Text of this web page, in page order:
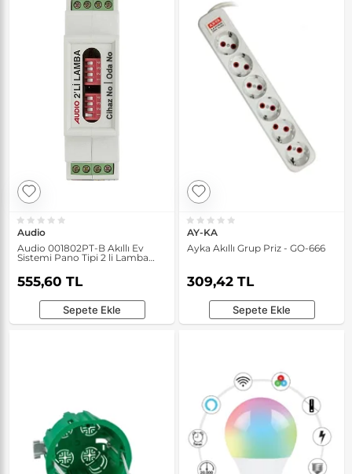
Audio
Audio 001802PT-B Akıllı Ev
Sistemi Pano Tipi 2 li Lamba
555,60 TL
Sepete Ekle
AY-KA
Ayka Akıllı Grup Priz - GO-666
309,42 TL
Sepete Ekle